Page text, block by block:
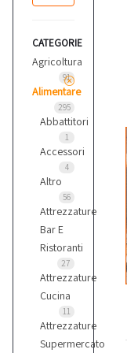
CATEGORIE
Agricoltura
91
Alimentare
295
Abbattitori
1
Accessori
4
Altro
56
Attrezzature
Bar E
Ristoranti
27
Attrezzature
Cucina
11
Attrezzature
Supermercato